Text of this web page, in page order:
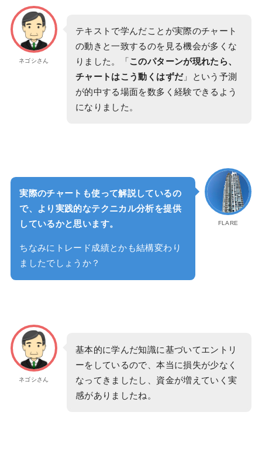
ネゴシさん
テキストで学んだことが実際のチャート
の動きと一致するのを見る機会が多くな
りました。「 このパターンが現れたら、
チャートはこう動くはずだ」という予測
が的中する場面を数多く経験できるよう
になりました。
FLARE
実際のチャートも使って解説しているの
で、より実践的なテクニカル分析を提供
しているかと思います。
ちなみにトレード成績とかも結構変わり
ましたでしょうか？
ネゴシさん
基本的に学んだ知識に基づいてエントリ
ーをしているので、本当に損失が少なく
なってきましたし、資金が増えていく実
感がありましたね。